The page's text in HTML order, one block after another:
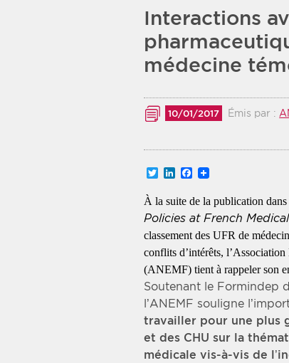
Filtres
Communiqués des 10
Zone géographique
Interactions
médecine
10/01/2017 Émis par :
TwitterLinkedInFacebook
À la suite de la publication
Policies at French
classement des UFR de
conflits d’intérêts,
(ANEMF) tient à rappeler son
Soutenant le Formindep
l’ANEMF souligne
travailler pour une plus
et des CHU sur la
médicale vis-à-vis de